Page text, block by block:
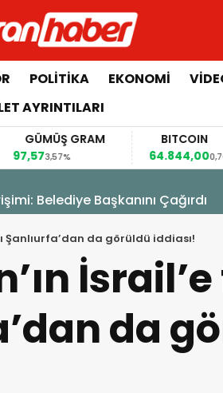
POLITIKA EKONOMI
AYRINTILARI
GÜMÜŞ GRAM
3,57%
BITCOIN
64.844,000,70%
Belediye Başkanını Çağırdı
Şanlıurfa’dan da görüldü iddiası!
da